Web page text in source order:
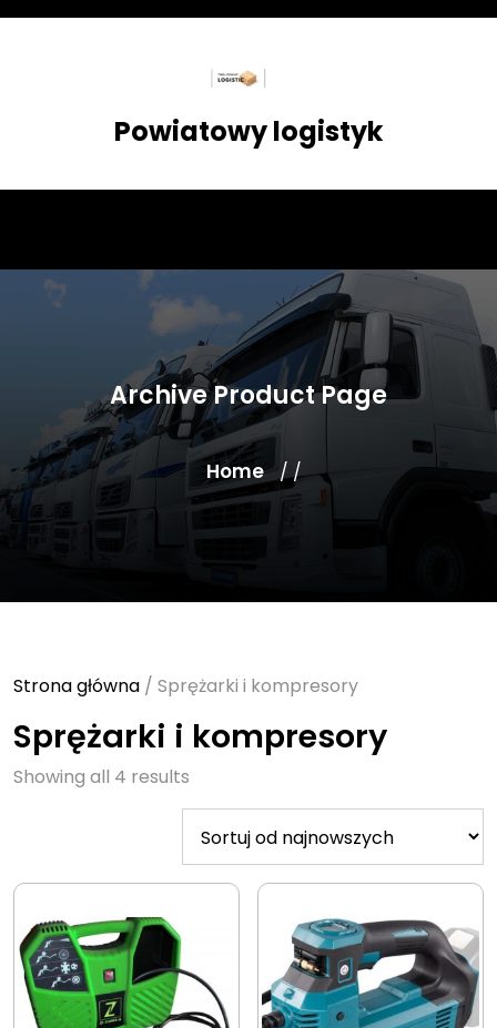
Skip
Powiatowy logistyk
Archive Product Page
Home / /
Strona główna / Sprężarki i kompresory
Sprężarki i kompresory
Showing all 4 results
by
latest